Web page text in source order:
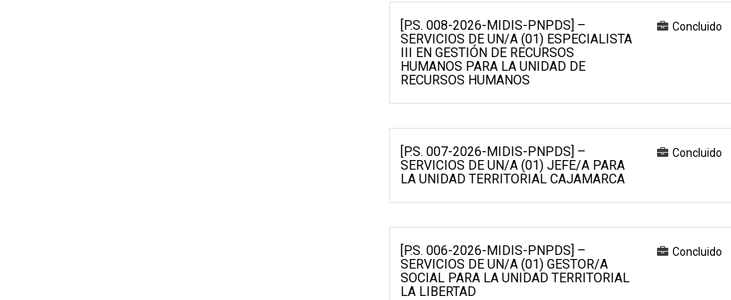
[P.S. 008-2026-MIDIS-PNPDS] –
SERVICIOS DE UN/A (01) ESPECIALISTA
III EN GESTIÓN DE RECURSOS
HUMANOS PARA LA UNIDAD DE
RECURSOS HUMANOS
Concluido
[P.S. 007-2026-MIDIS-PNPDS] –
SERVICIOS DE UN/A (01) JEFE/A PARA
LA UNIDAD TERRITORIAL CAJAMARCA
Concluido
[P.S. 006-2026-MIDIS-PNPDS] –
SERVICIOS DE UN/A (01) GESTOR/A
SOCIAL PARA LA UNIDAD TERRITORIAL
LA LIBERTAD
Concluido